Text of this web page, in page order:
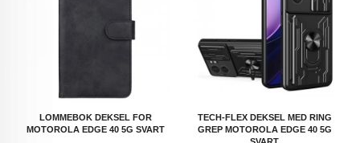
LOMMEBOK DEKSEL FOR
MOTOROLA EDGE 40 5G SVART
TECH-FLEX DEKSEL MED RING
GREP MOTOROLA EDGE 40 5G